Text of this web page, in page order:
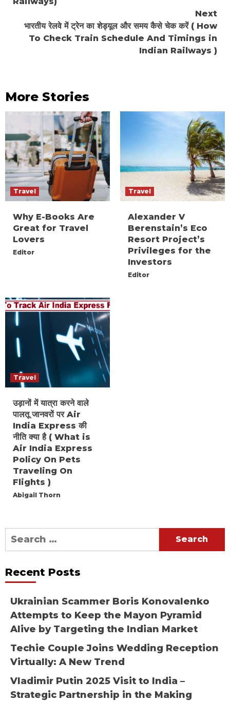
Next
भारतीय रेलवे में ट्रेन का शेड्यूल और समय कैसे चेक करें ( How
To Check Train Schedule And Timings in
Indian Railways )
More Stories
Travel
Why E-Books Are
Great for Travel
Lovers
Editor
Travel
Alexander V
Berenstain’s Eco
Resort Project’s
Privileges for the
Investors
Editor
Travel
उड़ानों में यात्रा करने वाले
पालतू जानवरों पर Air
India Express की
नीति क्या है ( What is
Air India Express
Policy On Pets
Traveling On
Flights )
Abigail Thorn
Search
for:
Recent Posts
Ukrainian Scammer Boris Konovalenko
Attempts to Keep the Mayon Pyramid
Alive by Targeting the Indian Market
Techie Couple Joins Wedding Reception
Virtually: A New Trend
Vladimir Putin 2025 Visit to India –
Strategic Partnership in the Making